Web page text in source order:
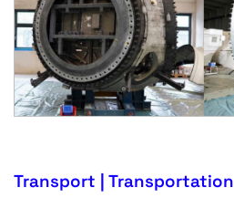
Transport | Transportation